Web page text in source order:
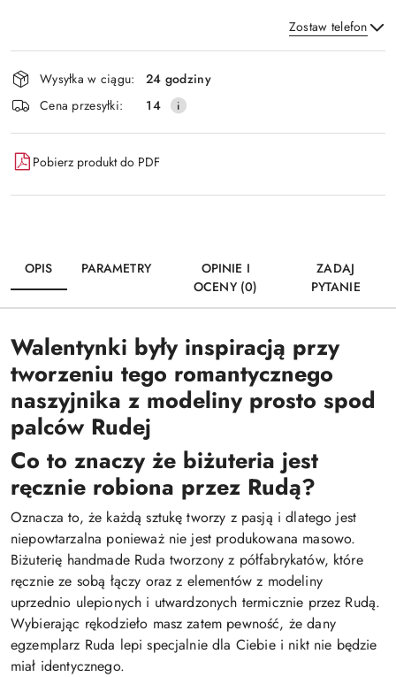
Zostaw telefon
Wyślij
Dostępność
i
dostawa
Wysyłka w ciągu:
24 godziny
Cena przesyłki:
14
Pobierz produkt do PDF
OPIS PARAMETRY
OPINIE I
OCENY (0)
ZADAJ
PYTANIE
Walentynki były inspiracją przy
tworzeniu tego romantycznego
naszyjnika z modeliny prosto spod
palców Rudej
Co to znaczy że biżuteria jest
ręcznie robiona przez Rudą?
Oznacza to, że każdą sztukę tworzy z pasją i dlatego jest
niepowtarzalna ponieważ nie jest produkowana masowo.
Biżuterię handmade Ruda tworzony z półfabrykatów, które
ręcznie ze sobą łączy oraz z elementów z modeliny
uprzednio ulepionych i utwardzonych termicznie przez Rudą.
Wybierając rękodzieło masz zatem pewność, że dany
egzemplarz Ruda lepi specjalnie dla Ciebie i nikt nie będzie
miał identycznego.